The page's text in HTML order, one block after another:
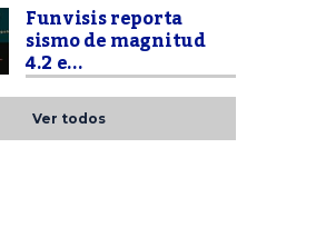
Funvisis reporta
sismo de magnitud
4.2 e...
Ver todos